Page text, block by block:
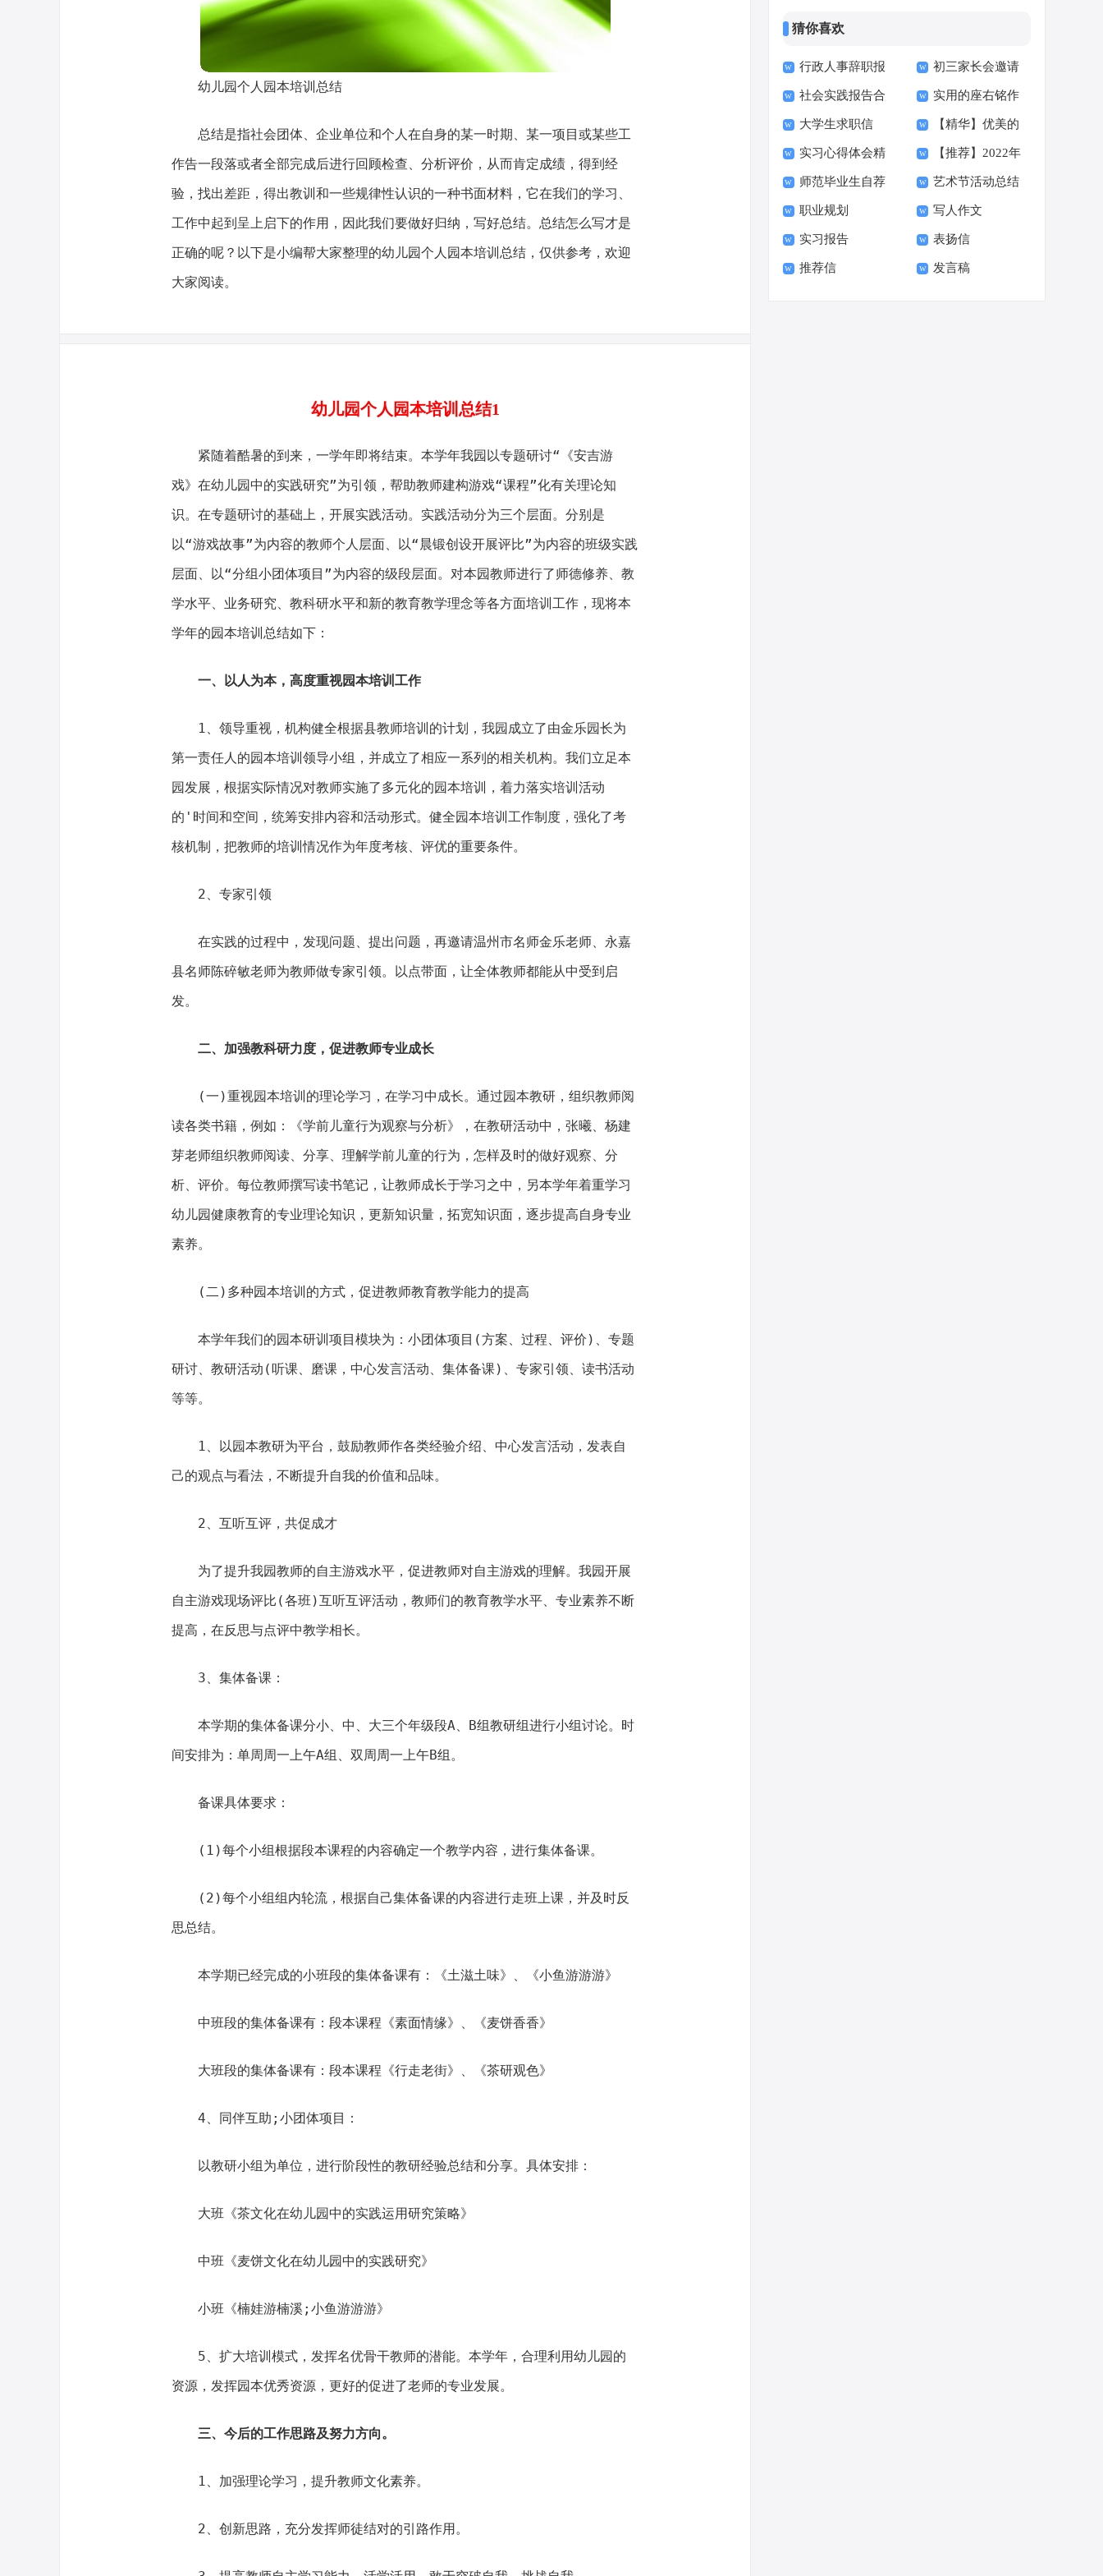
幼儿园个人园本培训总结
总结是指社会团体、企业单位和个人在自身的某一时期、某一项目或某些工
作告一段落或者全部完成后进行回顾检查、分析评价，从而肯定成绩，得到经
验，找出差距，得出教训和一些规律性认识的一种书面材料，它在我们的学习、
工作中起到呈上启下的作用，因此我们要做好归纳，写好总结。总结怎么写才是
正确的呢？以下是小编帮大家整理的幼儿园个人园本培训总结，仅供参考，欢迎
大家阅读。
幼儿园个人园本培训总结1
紧随着酷暑的到来，一学年即将结束。本学年我园以专题研讨“《安吉游
戏》在幼儿园中的实践研究”为引领，帮助教师建构游戏“课程”化有关理论知
识。在专题研讨的基础上，开展实践活动。实践活动分为三个层面。分别是
以“游戏故事”为内容的教师个人层面、以“晨锻创设开展评比”为内容的班级实践
层面、以“分组小团体项目”为内容的级段层面。对本园教师进行了师德修养、教
学水平、业务研究、教科研水平和新的教育教学理念等各方面培训工作，现将本
学年的园本培训总结如下：
一、以人为本，高度重视园本培训工作
1、领导重视，机构健全根据县教师培训的计划，我园成立了由金乐园长为
第一责任人的园本培训领导小组，并成立了相应一系列的相关机构。我们立足本
园发展，根据实际情况对教师实施了多元化的园本培训，着力落实培训活动
的'时间和空间，统筹安排内容和活动形式。健全园本培训工作制度，强化了考
核机制，把教师的培训情况作为年度考核、评优的重要条件。
2、专家引领
在实践的过程中，发现问题、提出问题，再邀请温州市名师金乐老师、永嘉
县名师陈碎敏老师为教师做专家引领。以点带面，让全体教师都能从中受到启
发。
二、加强教科研力度，促进教师专业成长
(一)重视园本培训的理论学习，在学习中成长。通过园本教研，组织教师阅
读各类书籍，例如：《学前儿童行为观察与分析》，在教研活动中，张曦、杨建
芽老师组织教师阅读、分享、理解学前儿童的行为，怎样及时的做好观察、分
析、评价。每位教师撰写读书笔记，让教师成长于学习之中，另本学年着重学习
幼儿园健康教育的专业理论知识，更新知识量，拓宽知识面，逐步提高自身专业
素养。
(二)多种园本培训的方式，促进教师教育教学能力的提高
本学年我们的园本研训项目模块为：小团体项目(方案、过程、评价)、专题
研讨、教研活动(听课、磨课，中心发言活动、集体备课)、专家引领、读书活动
等等。
1、以园本教研为平台，鼓励教师作各类经验介绍、中心发言活动，发表自
己的观点与看法，不断提升自我的价值和品味。
2、互听互评，共促成才
为了提升我园教师的自主游戏水平，促进教师对自主游戏的理解。我园开展
自主游戏现场评比(各班)互听互评活动，教师们的教育教学水平、专业素养不断
提高，在反思与点评中教学相长。
3、集体备课：
本学期的集体备课分小、中、大三个年级段A、B组教研组进行小组讨论。时
间安排为：单周周一上午A组、双周周一上午B组。
备课具体要求：
(1)每个小组根据段本课程的内容确定一个教学内容，进行集体备课。
(2)每个小组组内轮流，根据自己集体备课的内容进行走班上课，并及时反
思总结。
本学期已经完成的小班段的集体备课有：《土滋土味》、《小鱼游游游》
中班段的集体备课有：段本课程《素面情缘》、《麦饼香香》
大班段的集体备课有：段本课程《行走老街》、《茶研观色》
4、同伴互助;小团体项目：
以教研小组为单位，进行阶段性的教研经验总结和分享。具体安排：
大班《茶文化在幼儿园中的实践运用研究策略》
中班《麦饼文化在幼儿园中的实践研究》
小班《楠娃游楠溪;小鱼游游游》
5、扩大培训模式，发挥名优骨干教师的潜能。本学年，合理利用幼儿园的
资源，发挥园本优秀资源，更好的促进了老师的专业发展。
三、今后的工作思路及努力方向。
1、加强理论学习，提升教师文化素养。
2、创新思路，充分发挥师徒结对的引路作用。
猜你喜欢
行政人事辞职报
告
初三家长会邀请
函15篇
社会实践报告合
集15篇
实用的座右铭作
文400字集合十篇
大学生求职信
【荐】
【精华】优美的
早安朋友圈问候语34
句
实习心得体会精
选15篇
【推荐】2022年
伤心的签名汇总55句
师范毕业生自荐
信范文六篇
艺术节活动总结
职业规划 写人作文
实习报告 表扬信
推荐信 发言稿